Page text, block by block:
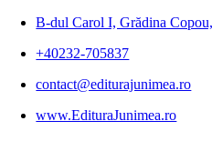
B-dul Carol I, Grădina
+40232-705837
contact@editurajunimea.ro
www.EdituraJunimea.ro